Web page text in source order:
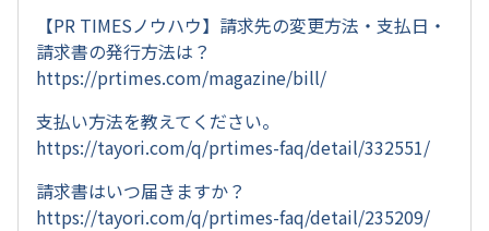
【PR TIMESノウハウ】請求先の変更方法・支払日・
請求書の発行方法は？
https://prtimes.com/magazine/bill/
支払い方法を教えてください。
https://tayori.com/q/prtimes-faq/detail/332551/
請求書はいつ届きますか？
https://tayori.com/q/prtimes-faq/detail/235209/